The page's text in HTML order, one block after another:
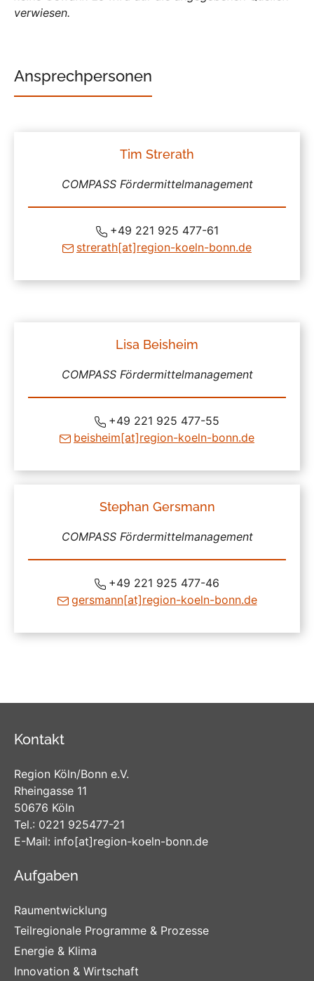
verwiesen.
Ansprechpersonen
Tim Strerath
COMPASS Fördermittelmanagement
+49 221 925 477-61
strerath[at]region-koeln-bonn.de
Lisa Beisheim
COMPASS Fördermittelmanagement
+49 221 925 477-55
beisheim[at]region-koeln-bonn.de
Stephan Gersmann
COMPASS Fördermittelmanagement
+49 221 925 477-46
gersmann[at]region-koeln-bonn.de
Kontakt
Region Köln/Bonn e.V.
Rheingasse 11
50676 Köln
Tel.: 0221 925477-21
E-Mail: info[at]region-koeln-bonn.de
Aufgaben
Raumentwicklung
Teilregionale Programme & Prozesse
Energie & Klima
Innovation & Wirtschaft